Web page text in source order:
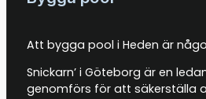
Att bygga pool i Heden är
Snickarn’ i Göteborg är en
genomförs för att säkerställa